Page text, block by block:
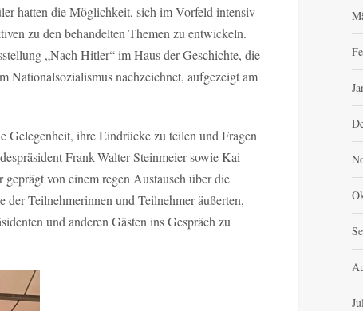
hatten die Möglichkeit, sich im Vorfeld intensiv
zu den behandelten Themen zu entwickeln.
„Nach Hitler“ im Haus der Geschichte, die
Nationalsozialismus nachzeichnet, aufgezeigt am
Gelegenheit, ihre Eindrücke zu teilen und Fragen
Frank-Walter Steinmeier sowie Kai
von einem regen Austausch über die
Teilnehmerinnen und Teilnehmer äußerten,
und anderen Gästen ins Gespräch zu